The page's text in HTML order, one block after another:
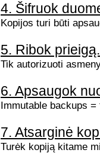
4. Šifruok
Kopijos turi būti
5. Ribok prieigą.
Tik autorizuoti
6. Apsaugok
Immutable backups
7. Atsarginė
Turėk kopiją kitame